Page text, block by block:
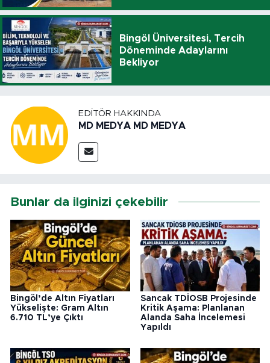
Bingöl Üniversitesi, Tercih
Döneminde Adaylarını
Bekliyor
EDITÖR HAKKINDA
MD MEDYA MD MEDYA
Bunlar da ilginizi çekebilir
Bingöl’de Altın Fiyatları
Yükselişte: Gram Altın
6.710 TL’ye Çıktı
Sancak TDİOSB Projesinde
Kritik Aşama: Planlanan
Alanda Saha İncelemesi
Yapıldı